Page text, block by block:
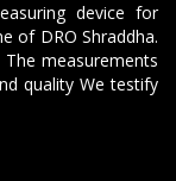
device for
of DRO Shraddha.
measurements
quality We testify